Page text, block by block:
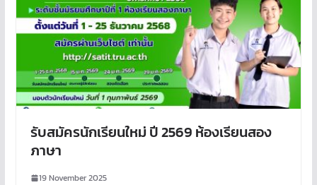
รับสมัครนักเรียนใหม่ ปี 2569 ห้องเรียนสอง
ภาษา
19 November 2025